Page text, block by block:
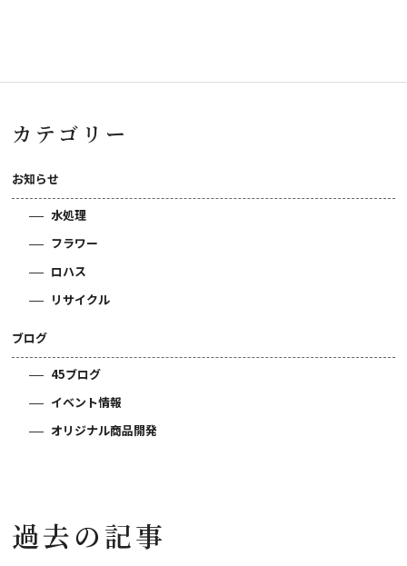
カテゴリー
お知らせ
水処理
フラワー
ロハス
リサイクル
ブログ
45ブログ
イベント情報
オリジナル商品開発
過去の記事